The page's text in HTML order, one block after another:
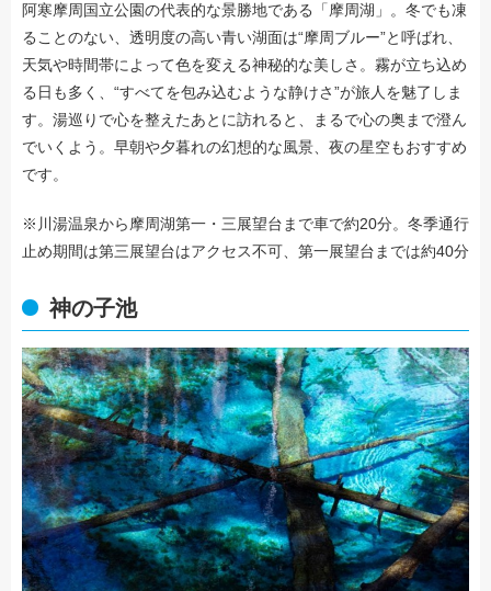
阿寒摩周国立公園の代表的な景勝地である「摩周湖」。冬でも凍
ることのない、透明度の高い青い湖面は“摩周ブルー”と呼ばれ、
天気や時間帯によって色を変える神秘的な美しさ。霧が立ち込め
る日も多く、“すべてを包み込むような静けさ”が旅人を魅了しま
す。湯巡りで心を整えたあとに訪れると、まるで心の奥まで澄ん
でいくよう。早朝や夕暮れの幻想的な風景、夜の星空もおすすめ
です。
※川湯温泉から摩周湖第一・三展望台まで車で約20分。冬季通行
止め期間は第三展望台はアクセス不可、第一展望台までは約40分
神の子池